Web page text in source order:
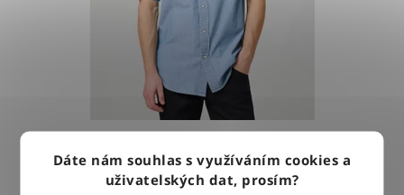
Dáte nám souhlas s využíváním cookies a
uživatelských dat, prosím?